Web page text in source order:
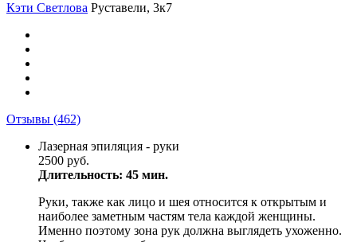
Кэти Светлова Руставели, 3к7
Отзывы (462)
Лазерная эпиляция - руки
2500 руб.
Длительность: 45 мин.
Руки, также как лицо и шея относится к открытым и
наиболее заметным частям тела каждой женщины.
Именно поэтому зона рук должна выглядеть ухоженно.